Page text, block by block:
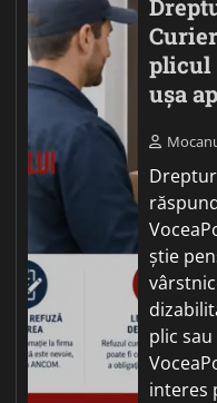
plicul
ușa
știe
plic
interes